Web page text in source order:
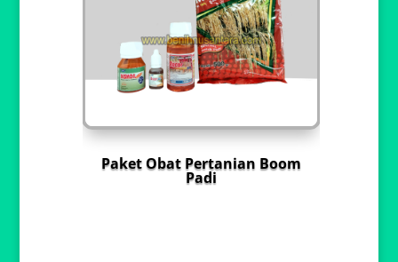
Paket Obat Pertanian Boom
Padi